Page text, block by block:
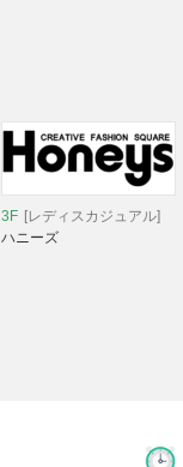
3F [レディスカジュアル]
ハニーズ